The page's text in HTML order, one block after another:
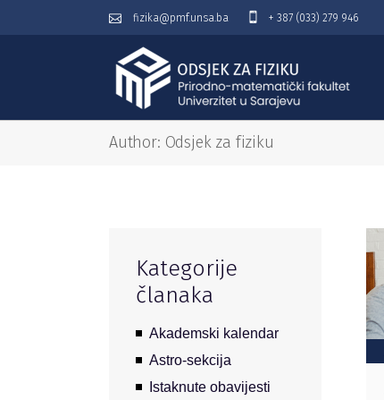
fizika@pmf.unsa.ba + 387 (033) 279 946
Author: Odsjek za fiziku
Kategorije
članaka
Akademski kalendar
Astro-sekcija
Istaknute obavijesti